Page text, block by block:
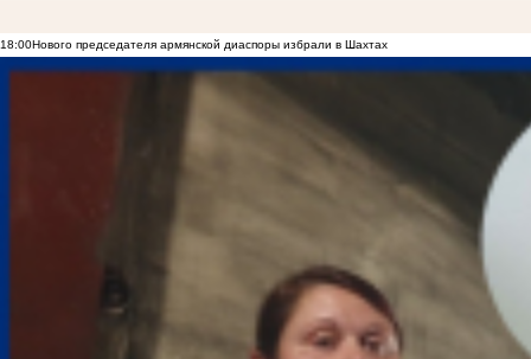
18:00Нового председателя армянской диаспоры избрали в Шахтах